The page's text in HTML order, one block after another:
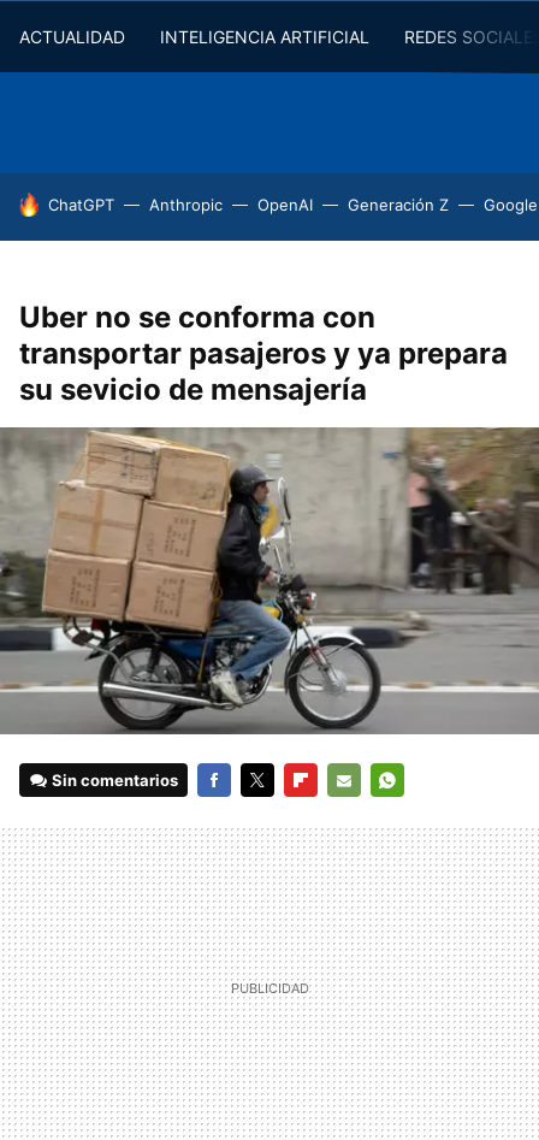
ACTUALIDAD INTELIGENCIA ARTIFICIAL REDES
HOY SE HABLA DE
ChatGPT Anthropic OpenAI Generación Z
Uber no se conforma con
transportar pasajeros y ya prepara
su sevicio de mensajería
Sin comentarios
MAIL